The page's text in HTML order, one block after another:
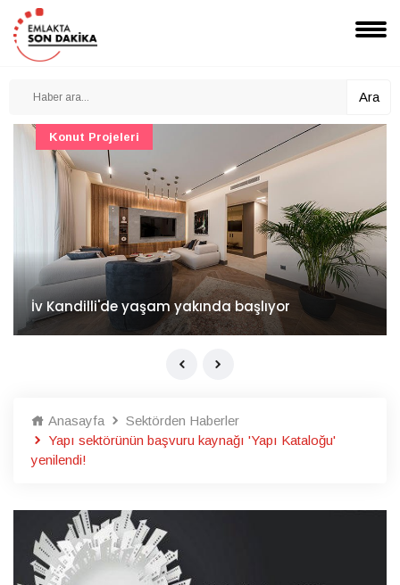
Ara
İv Kandilli'de yaşam yakında başlıyor
Konut Projeleri
Anasayfa
Sektörden Haberler
Yapı sektörünün başvuru kaynağı 'Yapı Kataloğu'
yenilendi!